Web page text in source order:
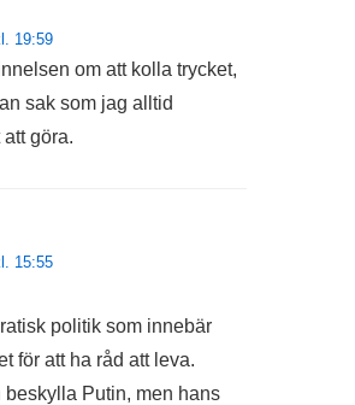
19:59
om att kolla trycket,
sak som jag alltid
göra.
15:55
politik som innebär
för att ha råd att leva.
beskylla Putin, men hans